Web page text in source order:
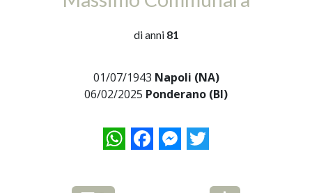
di anni 81
01/07/1943 Napoli (NA)
06/02/2025 Ponderano (BI)
WhatsAppFacebookMessenger
Twitter